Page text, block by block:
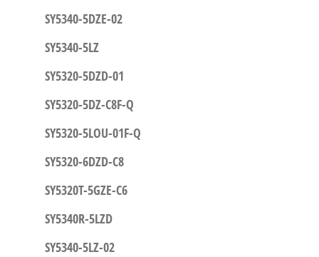
SY5340-5DZE-02
SY5340-5LZ
SY5320-5DZD-01
SY5320-5DZ-C8F-Q
SY5320-5LOU-01F-Q
SY5320-6DZD-C8
SY5320T-5GZE-C6
SY5340R-5LZD
SY5340-5LZ-02